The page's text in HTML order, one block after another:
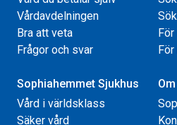
Vårdavdelningen
Bra att veta
Frågor och svar
Sophiahemmet Sjukhus
Vård i världsklass
Säker vård